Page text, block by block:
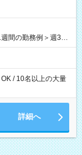
間の勤務例＞週3回
仕事
/ 10名以上の大量
詳細へ